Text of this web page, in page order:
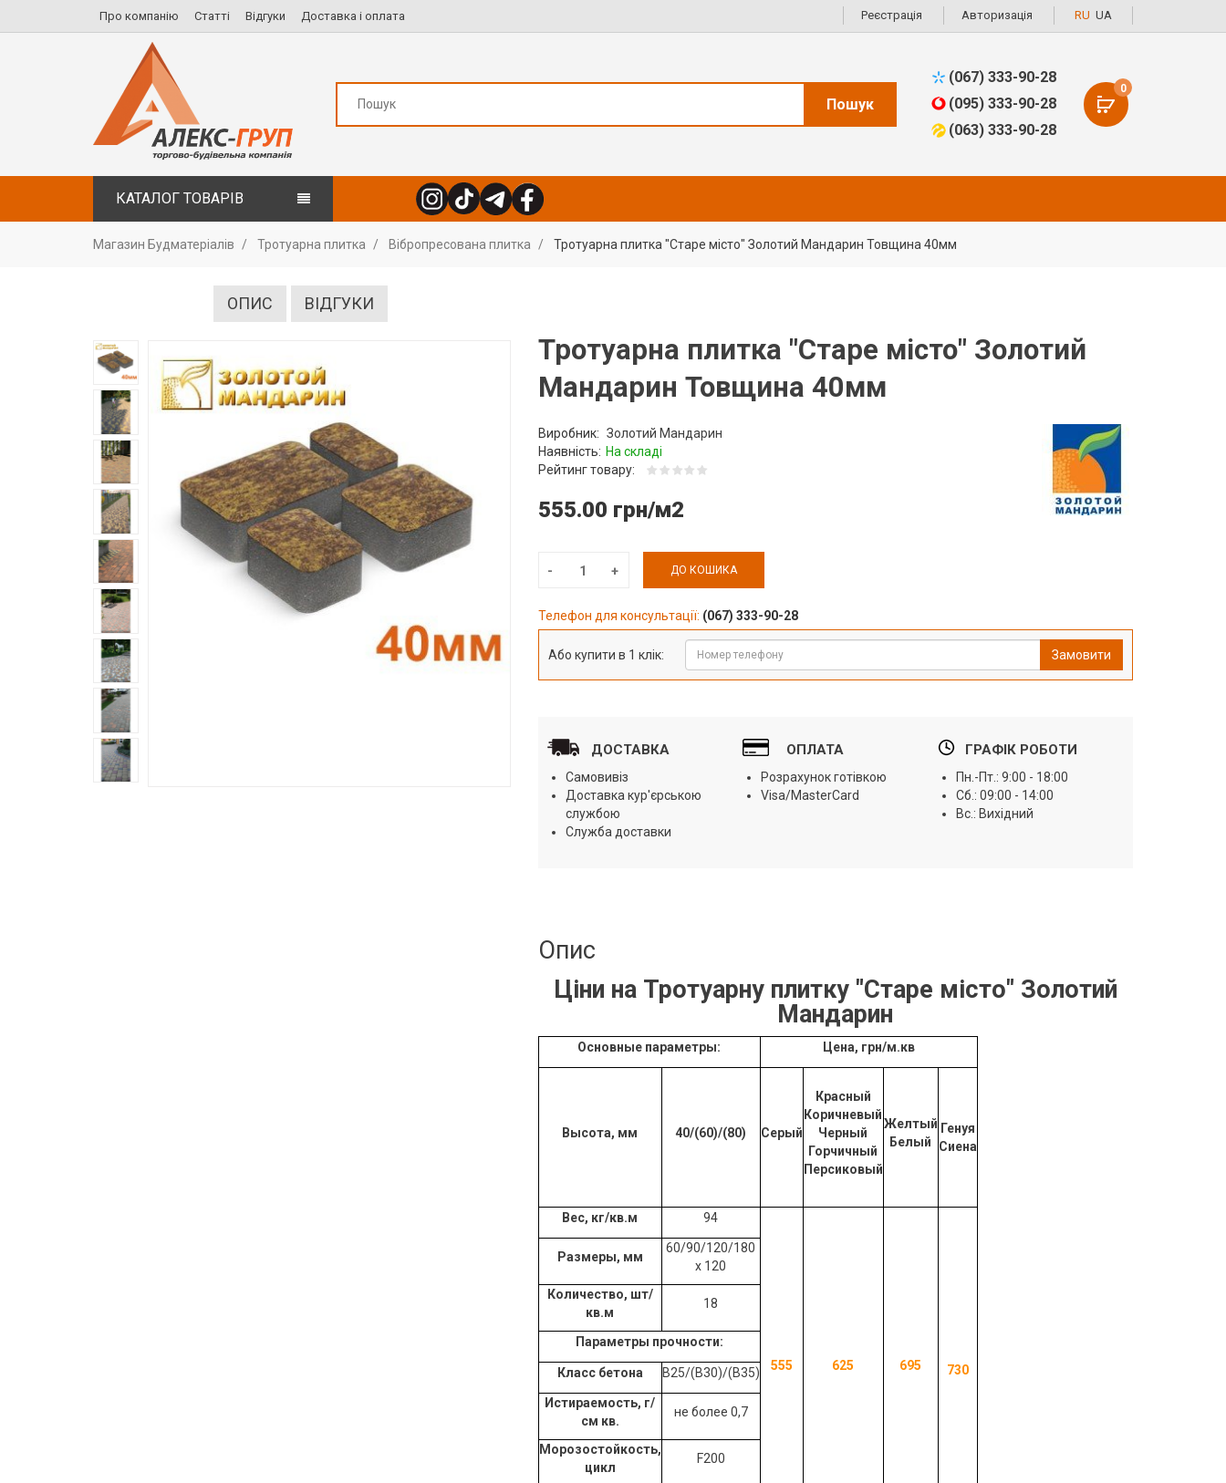
Про компанію Статті Відгуки Доставка і оплата Реєстрація Авторизація RU UA
Пошук
(067) 333-90-28
(095) 333-90-28
(063) 333-90-28
0
КАТАЛОГ ТОВАРІВ
Магазин Будматеріалів Тротуарна плитка Вібропресована плитка Тротуарна плитка "Старе місто" Золотий Мандарин Товщина 40мм
ОПИС ВІДГУКИ
Тротуарна плитка "Старе місто" Золотий
Мандарин Товщина 40мм
Виробник: Золотий Мандарин
Наявність: На складі
Рейтинг товару:
555.00 грн/м2
ДО КОШИКА
Телефон для консультації: (067) 333-90-28
Або купити в 1 клік: Замовити
ДОСТАВКА
Самовивіз
Доставка кур'єрською
службою
Служба доставки
ОПЛАТА
Розрахунок готівкою
Visa/MasterCard
ГРАФІК РОБОТИ
Пн.-Пт.: 9:00 - 18:00
Сб.: 09:00 - 14:00
Вс.: Вихідний
Опис
Ціни на Тротуарну плитку "Старе місто" Золотий
Мандарин
Основные параметры: Цена, грн/м.кв
Высота, мм 40/(60)/(80) Серый
Красный
Коричневый
Черный
Горчичный
Персиковый
Желтый
Белый
Генуя
Сиена
Вес, кг/кв.м 94
555 625 695 730
Размеры, мм
60/90/120/180
х 120
Количество, шт/
кв.м
18
Параметры прочности:
Класс бетона B25/(B30)/(B35)
Истираемость, г/
см кв.
не более 0,7
Морозостойкость,
цикл
F200